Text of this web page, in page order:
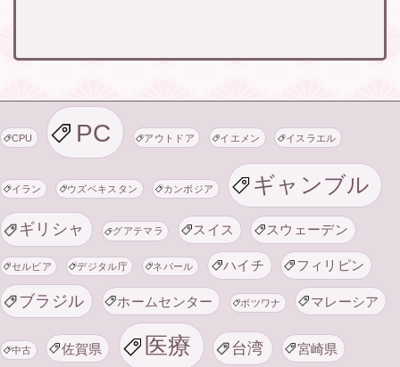
CPU PC アウトドア イエメン イスラエル
イラン ウズベキスタン カンボジア ギャンブル
ギリシャ グアテマラ スイス スウェーデン
セルビア デジタル庁 ネパール ハイチ フィリピン
ブラジル ホームセンター ボツワナ マレーシア
中古 佐賀県 医療 台湾 宮崎県